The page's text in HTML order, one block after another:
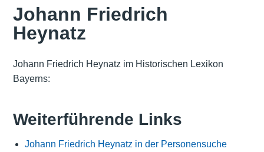
Johann Friedrich
Heynatz
Johann Friedrich Heynatz im Historischen Lexikon
Bayerns:
Weiterführende Links
Johann Friedrich Heynatz in der Personensuche